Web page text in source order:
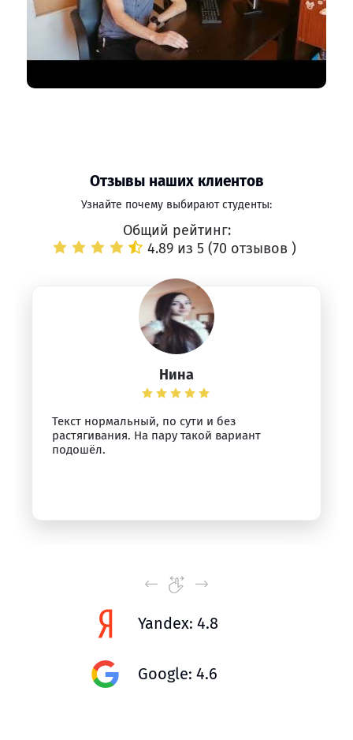
Отзывы наших клиентов
Узнайте почему выбирают студенты:
Общий рейтинг:
4.89 из 5 (70 отзывов )
Нина
Текст нормальный, по сути и без
растягивания. На пару такой вариант
подошёл.
Yandex: 4.8
Google: 4.6